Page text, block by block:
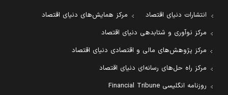
انتشارات دنیای اقتصاد
مرکز همایش‌های دنیای اقتصاد
مرکز نوآوری و شتابدهی دنیای اقتصاد
مرکز پژوهش‌های مالی و اقتصادی دنیای اقتصاد
مرکز راه حل‌های رسانه‌ای دنیای اقتصاد
روزنامه انگلیسی Financial Tribune